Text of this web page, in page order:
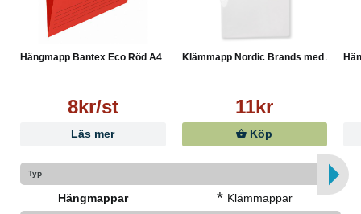
Hängmapp Bantex Eco Röd A4
8kr/st
Läs mer
Klämmapp Nordic Brands med ...
11kr
Köp
Typ
Hängmappar * Klämmappar